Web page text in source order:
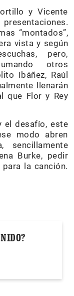
y Vicente
“montados”,
vista y según
pero,
otros
Ibáñez, Raúl
llenarán
que Flor y Rey
el desafío, este
modo abren
sencillamente
Burke, pedir
la canción.